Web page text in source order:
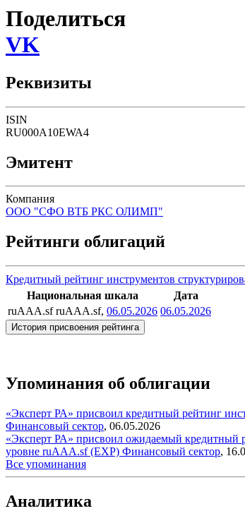
Поделиться
VK
Реквизиты
ISIN
RU000A10EWA4
Эмитент
Компания
ООО "СФО ВТБ РКС ОЛИМП"
Рейтинги облигаций
Кредитный рейтинг инструментов
Национальная шкала
Дата
ruAAA.sf ruAAA.sf, 06.05.2026 06.05.2026
История присвоения рейтинга
Упоминания об облигации
«Эксперт РА» присвоил кредитный рейтинг
Финансовый сектор, 06.05.2026
«Эксперт РА» присвоил ожидаемый
уровне ruAAA.sf (EXP) Финансовый сектор,
Все упоминания
Аналитика